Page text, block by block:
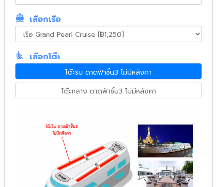
directions_boat เลือกเรือ
airline_seat_recline_normal เลือกโต๊ะ
โต๊ะริม ดาดฟ้าชั้น3 ไม่มีหลังคา
โต๊ะกลาง ดาดฟ้าชั้น3 ไม่มีหลังคา